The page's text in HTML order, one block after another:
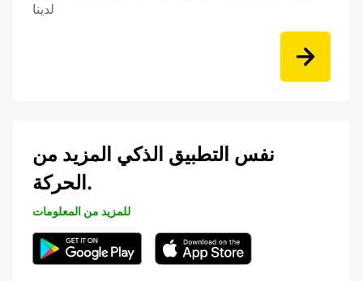
لدينا
نفس التطبيق الذكي المزيد من
الحركة.
للمزيد من المعلومات